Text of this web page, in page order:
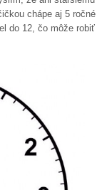
chápe aj 5 ročné
do 12, čo môže robiť